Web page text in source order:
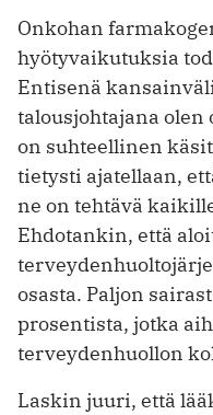
Onkohan
hyötyvaikutuksia
Entisenä
talousjohtajana
on suhteellinen
tietysti ajatellaan,
ne on tehtävä
Ehdotankin, että
osasta. Paljon
prosentista, jotka
terveydenhuollon
Laskin juuri, että